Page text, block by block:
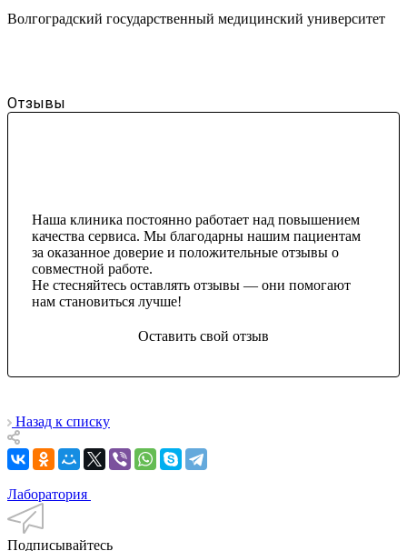
Волгоградский государственный медицинский университет
Отзывы
Наша клиника постоянно работает над повышением
качества сервиса. Мы благодарны нашим пациентам
за оказанное доверие и положительные отзывы о
совместной работе.
Не стесняйтесь оставлять отзывы — они помогают
нам становиться лучше!
Оставить свой отзыв
Назад к списку
Лаборатория
Подписывайтесь